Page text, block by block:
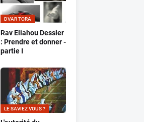
DVAR TORA
Rav Eliahou Dessler
: Prendre et donner -
partie I
LE SAVIEZ VOUS ?